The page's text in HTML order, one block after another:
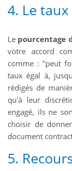
4. Le
Le pourcentage
votre accord
comme : "peut
taux égal à,
rédigés de
qu'à leur
engagé, ils ne
choisir de
document
5.